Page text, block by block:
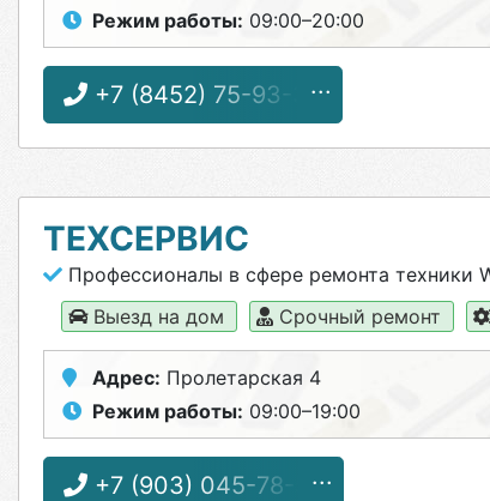
Режим работы: 09:00–20:00
+7 (8452) 75-93-32
ТЕХСЕРВИС
Профессионалы в сфере ремонта техники
Выезд на дом
Срочный ремонт
Адрес: Пролетарская 4
Режим работы: 09:00–19:00
+7 (903) 045-78-52